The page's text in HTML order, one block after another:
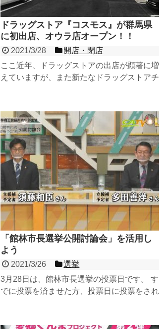
ドラッグストア『コスモス』が群馬県
に初出店、オウラ店オープン！！
2021/3/28
開店・閉店
ここ近年、ドラッグストアの出店が顕著に増
えていますが、また新たなドラッグストアチ
「館林市長選挙公開討論会」を活用し
よう
2021/3/26
選挙
3月28日は、館林市長選挙の投票日です。 す
でに投票を済ませた方、投票日に投票をされ